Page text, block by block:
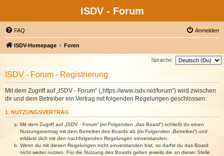
ISDV - Forum
FAQ Anmelden
ISDV-Homepage Foren
Sprache:
ISDV - Forum - Registrierung
Mit dem Zugriff auf „ISDV - Forum“ („https://www.isdv.net/forum“) wird zwischen
dir und dem Betreiber ein Vertrag mit folgenden Regelungen geschlossen:
1. NUTZUNGSVERTRAG
Mit dem Zugriff auf „ISDV - Forum“ (im Folgenden „das Board“) schließt du einen
Nutzungsvertrag mit dem Betreiber des Boards ab (im Folgenden „Betreiber“) und
erklärst dich mit den nachfolgenden Regelungen einverstanden.
Wenn du mit diesen Regelungen nicht einverstanden bist, so darfst du das Board
nicht weiter nutzen. Für die Nutzung des Boards gelten jeweils die an dieser Stelle